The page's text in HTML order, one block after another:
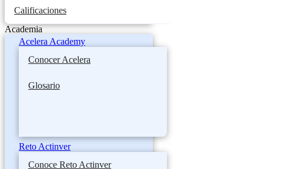
Calificaciones
Academia
Acelera Academy
Conocer Acelera
Glosario
Reto Actinver
Conoce Reto Actinver